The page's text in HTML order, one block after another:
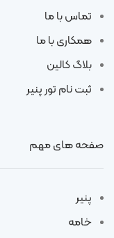
تماس با ما
همکاری با ما
بلاگ کالین
ثبت نام تور پنیر
صفحه های مهم
پنیر
خامه